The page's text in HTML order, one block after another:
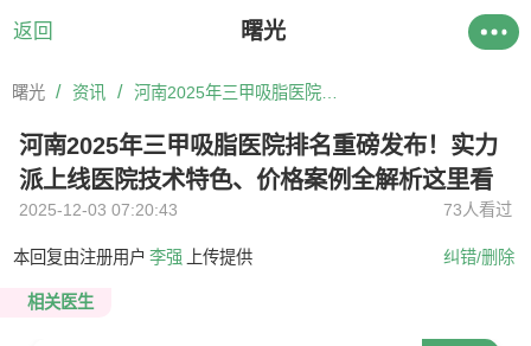
返回 曙光
曙光 / 资讯 /
河南2025年三甲吸脂医院排名重磅发布！实力
派上线医院技术特色、价格案例全解析这里看
2025-12-03 07:20:43 73人看过
本回复由注册用户 李强 上传提供 纠错/删除
相关医生